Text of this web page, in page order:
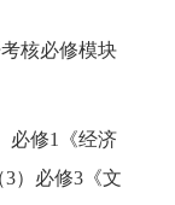
核必修模块
必修1《经济
）必修3《文